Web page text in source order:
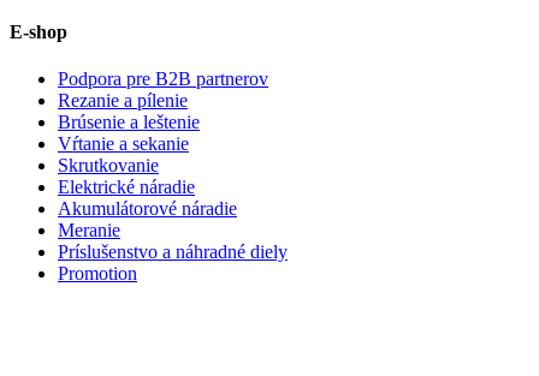
E-shop
Podpora pre B2B partnerov
Rezanie a pílenie
Brúsenie a leštenie
Vŕtanie a sekanie
Skrutkovanie
Elektrické náradie
Akumulátorové náradie
Meranie
Príslušenstvo a náhradné diely
Promotion